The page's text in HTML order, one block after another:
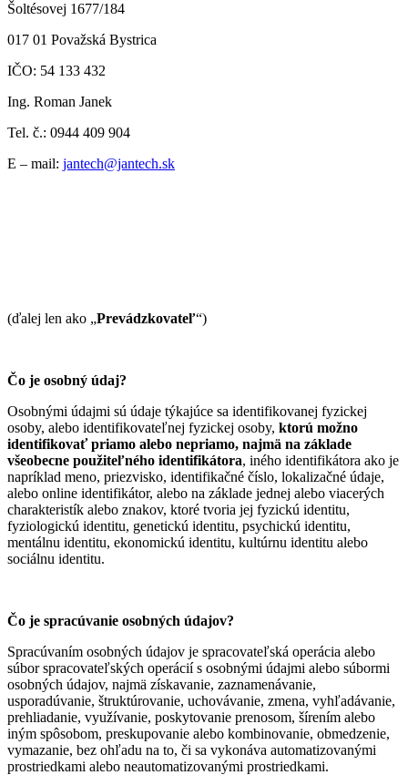
Šoltésovej 1677/184
017 01 Považská Bystrica
IČO: 54 133 432
Ing. Roman Janek
Tel. č.: 0944 409 904
E – mail: jantech@jantech.sk
(ďalej len ako „Prevádzkovateľ“)
Čo je osobný údaj?
Osobnými údajmi sú údaje týkajúce sa identifikovanej fyzickej
osoby, alebo identifikovateľnej fyzickej osoby, ktorú možno
identifikovať priamo alebo nepriamo, najmä na základe
všeobecne použiteľného identifikátora, iného identifikátora ako je
napríklad meno, priezvisko, identifikačné číslo, lokalizačné údaje,
alebo online identifikátor, alebo na základe jednej alebo viacerých
charakteristík alebo znakov, ktoré tvoria jej fyzickú identitu,
fyziologickú identitu, genetickú identitu, psychickú identitu,
mentálnu identitu, ekonomickú identitu, kultúrnu identitu alebo
sociálnu identitu.
Čo je spracúvanie osobných údajov?
Spracúvaním osobných údajov je spracovateľská operácia alebo
súbor spracovateľských operácií s osobnými údajmi alebo súbormi
osobných údajov, najmä získavanie, zaznamenávanie,
usporadúvanie, štruktúrovanie, uchovávanie, zmena, vyhľadávanie,
prehliadanie, využívanie, poskytovanie prenosom, šírením alebo
iným spôsobom, preskupovanie alebo kombinovanie, obmedzenie,
vymazanie, bez ohľadu na to, či sa vykonáva automatizovanými
prostriedkami alebo neautomatizovanými prostriedkami.